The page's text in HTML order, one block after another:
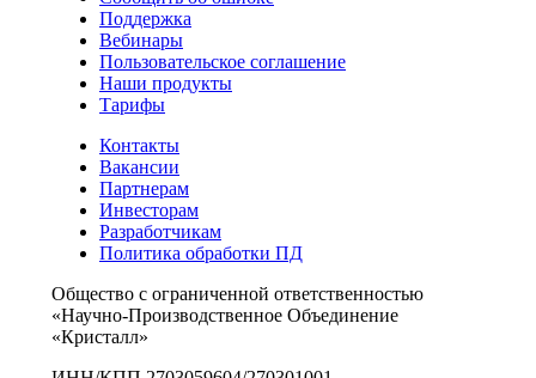
Поддержка
Вебинары
Пользовательское соглашение
Наши продукты
Тарифы
Контакты
Вакансии
Партнерам
Инвесторам
Разработчикам
Политика обработки ПД
Общество с ограниченной ответственностью
«Научно-Производственное Объединение
«Кристалл»